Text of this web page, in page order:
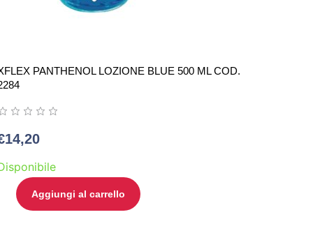
PANTHENOL LOZIONE BLUE 500 ML COD.
14,20
Aggiungi al carrello